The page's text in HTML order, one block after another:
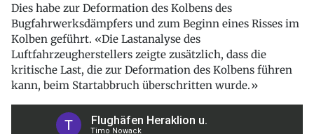
Dies habe zur Deformation des Kolbens des
Bugfahrwerksdämpfers und zum Beginn eines Risses im
Kolben geführt. «Die Lastanalyse des
Luftfahrzeugherstellers zeigte zusätzlich, dass die
kritische Last, die zur Deformation des Kolbens führen
kann, beim Startabbruch überschritten wurde.»